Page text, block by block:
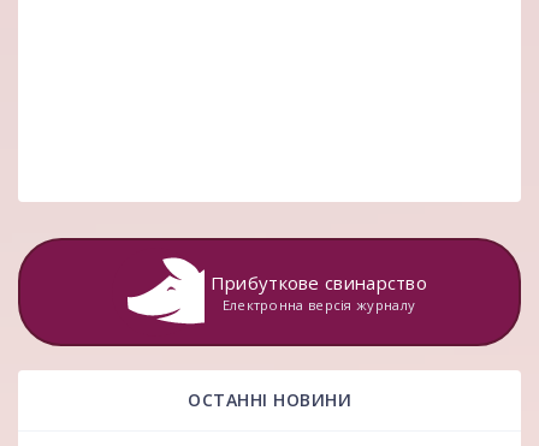
Прибуткове свинарство
Електронна версія журналу
ОСТАННІ НОВИНИ